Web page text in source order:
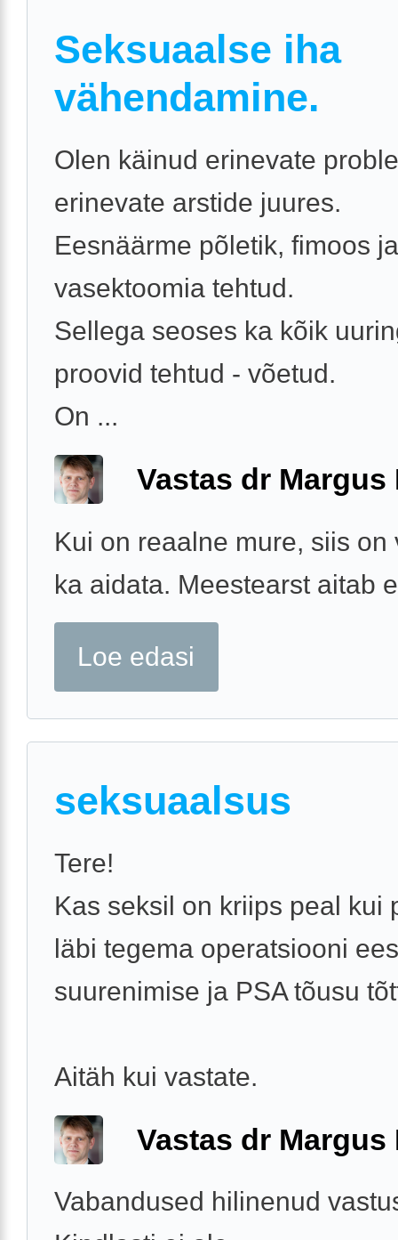
Seksuaalse iha
vähendamine.
Olen käinud erinevate
erinevate arstide juures.
Eesnäärme põletik, fimoos
vasektoomia tehtud.
Sellega seoses ka kõik
proovid tehtud - võetud.
On ...
Vastas dr Margus
Kui on reaalne mure, siis on
ka aidata. Meestearst aitab
Loe edasi
seksuaalsus
Tere!
Kas seksil on kriips peal kui
läbi tegema operatsiooni
suurenimise ja PSA tõusu
Aitäh kui vastate.
Vastas dr Margus
Vabandused hilinenud